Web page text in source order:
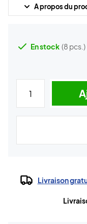
A propos du
En stock (8 pcs.)
Livraison